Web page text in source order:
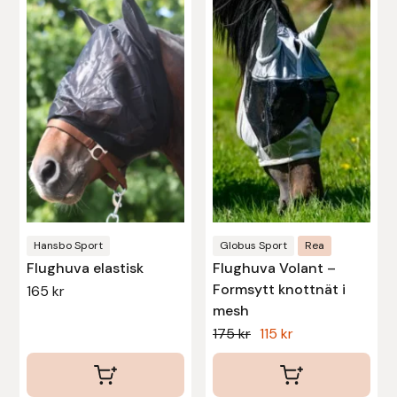
Hansbo Sport
Flughuva elastisk
165kr
produkten
har
flera
varianter.
De
olika
alternativen
kan
väljas
på
produktsidan
Globus Sport Rea
Flughuva Volant –
Formsytt knottnät i
mesh
175kr Det
ursprungliga
priset
115 krDet
nuvarande
priset
Leovet
Lippo
Lysi Ehf
Metalab
Mias Ridsport
Mountain Horse
Mustad